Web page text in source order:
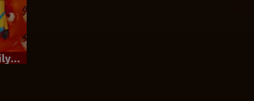
Cine FamilyIm Bundesstart